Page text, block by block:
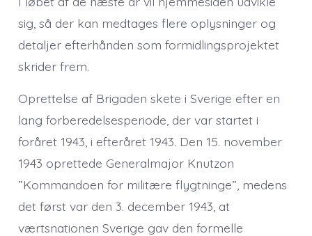
sig, så der kan medtages flere oplysninger og
detaljer efterhånden som formidlingsprojektet
skrider frem.
Oprettelse af Brigaden skete i Sverige efter en
lang forberedelsesperiode, der var startet i
foråret 1943, i efteråret 1943. Den 15. november
1943 oprettede Generalmajor Knutzon
”Kommandoen for militære flygtninge”, medens
det først var den 3. december 1943, at
værtsnationen Sverige gav den formelle